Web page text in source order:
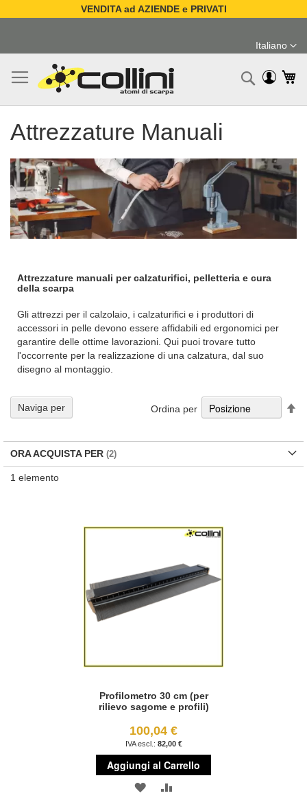
VENDITA ad AZIENDE e PRIVATI
contenuto
Lingua
Italiano
Attrezzature Manuali
Attrezzature manuali per calzaturifici, pelletteria e cura
della scarpa
Gli attrezzi per il calzolaio, i calzaturifici e i produttori di
accessori in pelle devono essere affidabili ed ergonomici per
garantire delle ottime lavorazioni. Qui puoi trovare tutto
l'occorrente per la realizzazione di una calzatura, dal suo
disegno al montaggio.
1 elemento
Ordina per
Profilometro 30 cm (per
rilievo sagome e profili)
100,04 €
82,00 €
Aggiungi al Carrello
AGGIUNGI
Naviga per
ORA ACQUISTA PER